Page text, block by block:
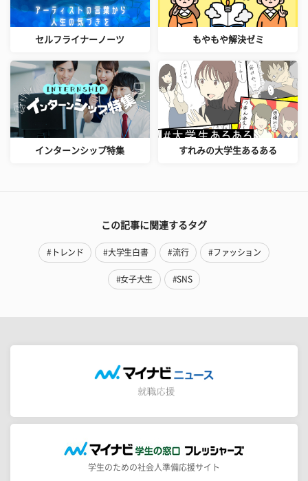
セルフライナーノーツ もやもや解決ゼミ
インターンシップ特集 すれみの大学生あるある
この記事に関連するタグ
#トレンド #大学生白書 #流行 #ファッション
#女子大生 #SNS
学生のための社会人準備応援サイト